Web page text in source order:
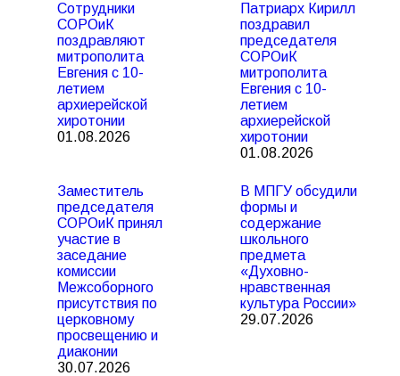
Сотрудники
СОРОиК
поздравляют
митрополита
Евгения с 10-
летием
архиерейской
хиротонии
01.08.2026
Патриарх Кирилл
поздравил
председателя
СОРОиК
митрополита
Евгения с 10-
летием
архиерейской
хиротонии
01.08.2026
Заместитель
председателя
СОРОиК принял
участие в
заседание
комиссии
Межсоборного
присутствия по
церковному
просвещению и
диаконии
30.07.2026
В МПГУ обсудили
формы и
содержание
школьного
предмета
«Духовно-
нравственная
культура России»
29.07.2026